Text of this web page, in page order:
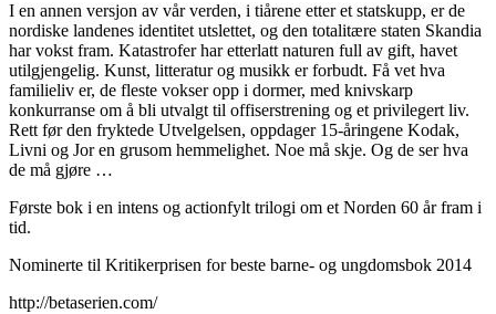
I en annen versjon av vår verden, i tiårene etter et statskupp, er de
nordiske landenes identitet utslettet, og den totalitære staten Skandia
har vokst fram. Katastrofer har etterlatt naturen full av gift, havet
utilgjengelig. Kunst, litteratur og musikk er forbudt. Få vet hva
familieliv er, de fleste vokser opp i dormer, med knivskarp
konkurranse om å bli utvalgt til offiserstrening og et privilegert liv.
Rett før den fryktede Utvelgelsen, oppdager 15-åringene Kodak,
Livni og Jor en grusom hemmelighet. Noe må skje. Og de ser hva
de må gjøre …
Første bok i en intens og actionfylt trilogi om et Norden 60 år fram i
tid.
Nominerte til Kritikerprisen for beste barne- og ungdomsbok 2014
http://betaserien.com/